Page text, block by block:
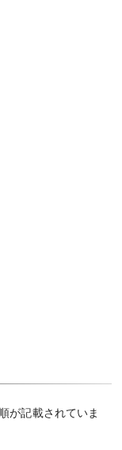
が記載されていま